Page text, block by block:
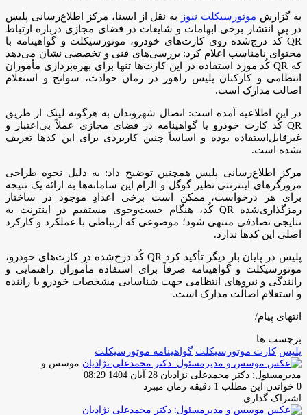
به گزارش موتورسیکلت نیوز
به نقل از ایسنا، مرکز اطلاع‌رسانی پلیس
در پی انتشار برخی ابهامات و شایعات در فضای مجازی درباره ارتباط
QR کُد درج‌شده روی کارت‌های خودرو، موتورسیکلت و گواهینامه با
محتوای نامناسب اعلام کرد: بررسی‌های فنی و تخصصی نشان می‌دهد
که QR کُد مورد استفاده در این کارت‌ها تنها برای بهره‌برداری مأموران
انتظامی و کارکنان پلیس راهور در زمان حوادث، سوانح و استعلام
اصالت مدارک است.
در این اطلاعیه آمده است: اتصال شهروندان به هرگونه لینک از طریق
QR کُد کارت خودرو یا گواهینامه در فضای مجازی عملاً بی‌اعتبار و
غیرقابل‌استفاده بوده و اساساً چنین کاربردی برای این کدها تعریف
نشده است.
مرکز اطلاع‌رسانی پلیس همچنین توضیح داد: به دلیل نحوه طراحی
مرورگرهای اینترنتی نظیر گوگل و الزام این سامانه‌ها به ارائه یک نتیجه
برای هر درخواست، ممکن است برخی اعدادِ موجود در ساختار
رمزگذاری‌شده QR کُد، هنگام جست‌وجوی مستقیم در اینترنت به
نتایجی تصادفی منتهی شود؛ موضوعی که ارتباطی با عملکرد و کارکرد
اصلی این کدها ندارد.
پلیس در پایان بار دیگر تأکید کرد QR کُد درج‌شده در کارت‌های خودرو،
موتورسیکلت و گواهینامه صرفاً برای استفاده مأموران راهنمایی و
رانندگی و نیروهای انتظامی جهت شناسایی مشخصات خودرو یا راننده
و استعلام اصالت مدارک است.
انتهای پیام/
برچسب ها
پلیس کارت موتورسیکلت گواهینامه موتورسیکلت
موسس و
مدیرمسئول: دکتر محمدعلی نژادیان ارسال
ایمیل
28 آبان 1404 08:29
0 خواندن این مطلب 1 دقیقه زمان میبرد
اشتراک گذاری
فیس
توئیتر
لینکدین
واتس
تلگرام
اشتراک
چاپ